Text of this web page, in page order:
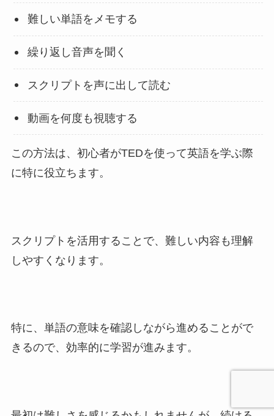
難しい単語をメモする
繰り返し音声を聞く
スクリプトを声に出して読む
動画を何度も視聴する
この方法は、初心者がTEDを使って英語を学ぶ際
に特に役立ちます。
スクリプトを活用することで、難しい内容も理解
しやすくなります。
特に、単語の意味を確認しながら進めることがで
きるので、効率的に学習が進みます。